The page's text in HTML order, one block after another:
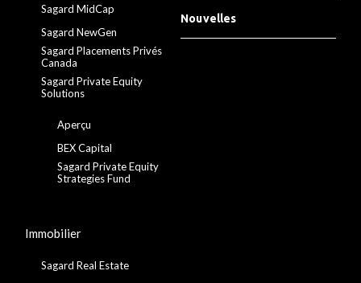
Sagard MidCap
Sagard NewGen
Sagard Placements Privés
Canada
Sagard Private Equity
Solutions
Aperçu
BEX Capital
Sagard Private Equity
Strategies Fund
Immobilier
Sagard Real Estate
Nouvelles